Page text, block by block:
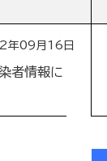
年09月16日
者情報に